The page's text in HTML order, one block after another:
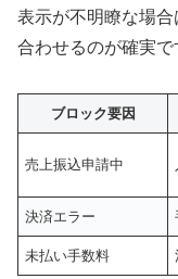
表示が不明瞭な場
合わせるのが確実で
ブロック要因
売上振込申請中
決済エラー
未払い手数料